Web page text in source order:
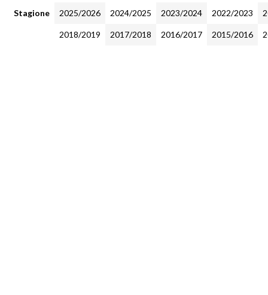
Stagione 2025/2026 2024/2025 2023/2024 2022/2023
2018/2019 2017/2018 2016/2017 2015/2016